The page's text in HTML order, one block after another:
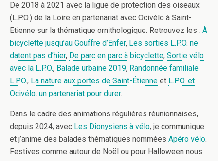
De 2018 à 2021 avec la ligue de protection des oiseaux
(L.P.O.) de la Loire en partenariat avec Ocivélo à Saint-
Etienne sur la thématique ornithologique. Retrouvez les : À
bicyclette jusqu’au Gouffre d’Enfer, Les sorties L.P.O. ne
datent pas d’hier, De parc en parc à bicyclette, Sortie vélo
avec la L.P.O., Balade urbaine 2019, Randonnée familiale
L.P.O., La nature aux portes de Saint-Étienne et L.P.O. et
Ocivélo, un partenariat pour durer.
Dans le cadre des animations régulières réunionnaises,
depuis 2024, avec Les Dionysiens à vélo, je communique
et j’anime des balades thématiques nommées Apéro vélo.
Festives comme autour de Noël ou pour Halloween nous